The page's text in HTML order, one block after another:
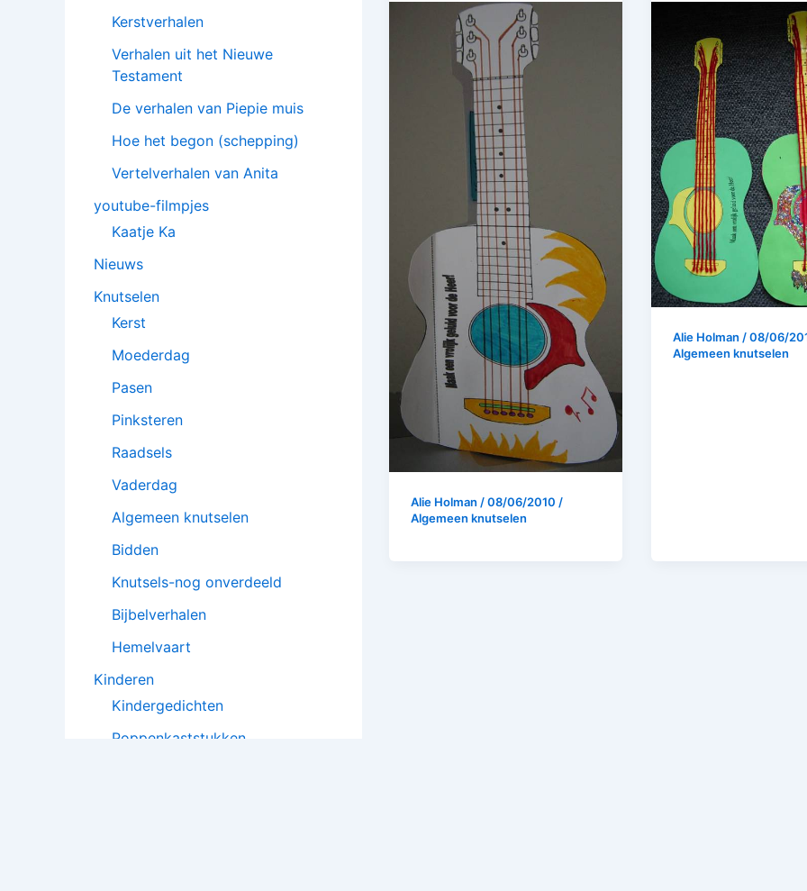
Kerstverhalen
Verhalen uit het Nieuwe
Testament
De verhalen van Piepie muis
Hoe het begon (schepping)
Vertelverhalen van Anita
youtube-filmpjes
Kaatje Ka
Nieuws
Knutselen
Kerst
Moederdag
Pasen
Pinksteren
Raadsels
Vaderdag
Algemeen knutselen
Bidden
Knutsels-nog onverdeeld
Bijbelverhalen
Hemelvaart
Kinderen
Kindergedichten
Poppenkaststukken
Alie Holman /08/06/2010 /
Algemeen knutselen
Alie Holman /08/06/
Algemeen knutselen